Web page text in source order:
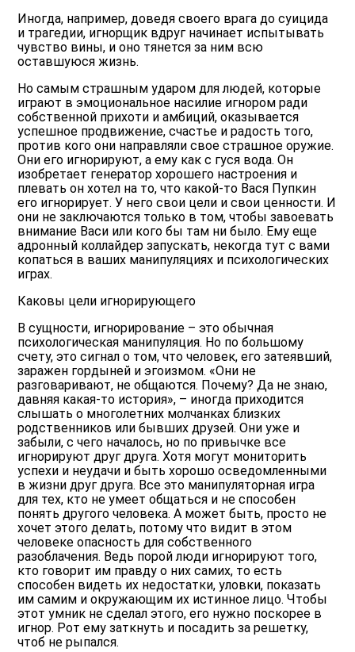
Иногда, например, доведя своего врага до суицида
и трагедии, игнорщик вдруг начинает испытывать
чувство вины, и оно тянется за ним всю
оставшуюся жизнь.
Но самым страшным ударом для людей, которые
играют в эмоциональное насилие игнором ради
собственной прихоти и амбиций, оказывается
успешное продвижение, счастье и радость того,
против кого они направляли свое страшное оружие.
Они его игнорируют, а ему как с гуся вода. Он
изобретает генератор хорошего настроения и
плевать он хотел на то, что какой-то Вася Пупкин
его игнорирует. У него свои цели и свои ценности. И
они не заключаются только в том, чтобы завоевать
внимание Васи или кого бы там ни было. Ему еще
адронный коллайдер запускать, некогда тут с вами
копаться в ваших манипуляциях и психологических
играх.
Каковы цели игнорирующего
В сущности, игнорирование – это обычная
психологическая манипуляция. Но по большому
счету, это сигнал о том, что человек, его затеявший,
заражен гордыней и эгоизмом. «Они не
разговаривают, не общаются. Почему? Да не знаю,
давняя какая-то история», – иногда приходится
слышать о многолетних молчанках близких
родственников или бывших друзей. Они уже и
забыли, с чего началось, но по привычке все
игнорируют друг друга. Хотя могут мониторить
успехи и неудачи и быть хорошо осведомленными
в жизни друг друга. Все это манипуляторная игра
для тех, кто не умеет общаться и не способен
понять другого человека. А может быть, просто не
хочет этого делать, потому что видит в этом
человеке опасность для собственного
разоблачения. Ведь порой люди игнорируют того,
кто говорит им правду о них самих, то есть
способен видеть их недостатки, уловки, показать
им самим и окружающим их истинное лицо. Чтобы
этот умник не сделал этого, его нужно поскорее в
игнор. Рот ему заткнуть и посадить за решетку,
чтоб не рыпался.